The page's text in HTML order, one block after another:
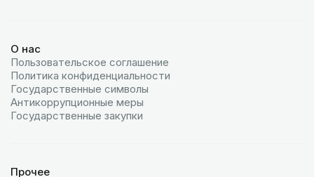
О нас
Пользовательское соглашение
Политика конфиденциальности
Государственные символы
Антикоррупционные меры
Государственные закупки
Прочее